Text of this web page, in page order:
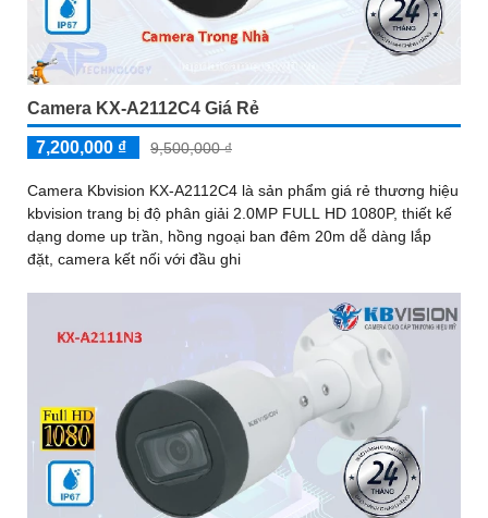
Camera KX-A2112C4 Giá Rẻ
7,200,000 ₫ 9,500,000 ₫
Camera Kbvision KX-A2112C4 là sản phẩm giá rẻ thương hiệu
kbvision trang bị độ phân giải 2.0MP FULL HD 1080P, thiết kế
dạng dome up trần, hồng ngoại ban đêm 20m dễ dàng lắp
đặt, camera kết nối với đầu ghi